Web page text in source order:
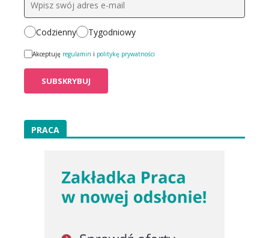
Codzienny Tygodniowy
Akceptuję regulamin i politykę prywatności
PRACA